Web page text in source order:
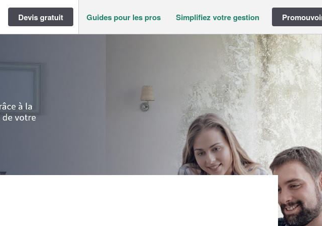
Devis gratuit Guides pour les pros Simplifiez votre gestion